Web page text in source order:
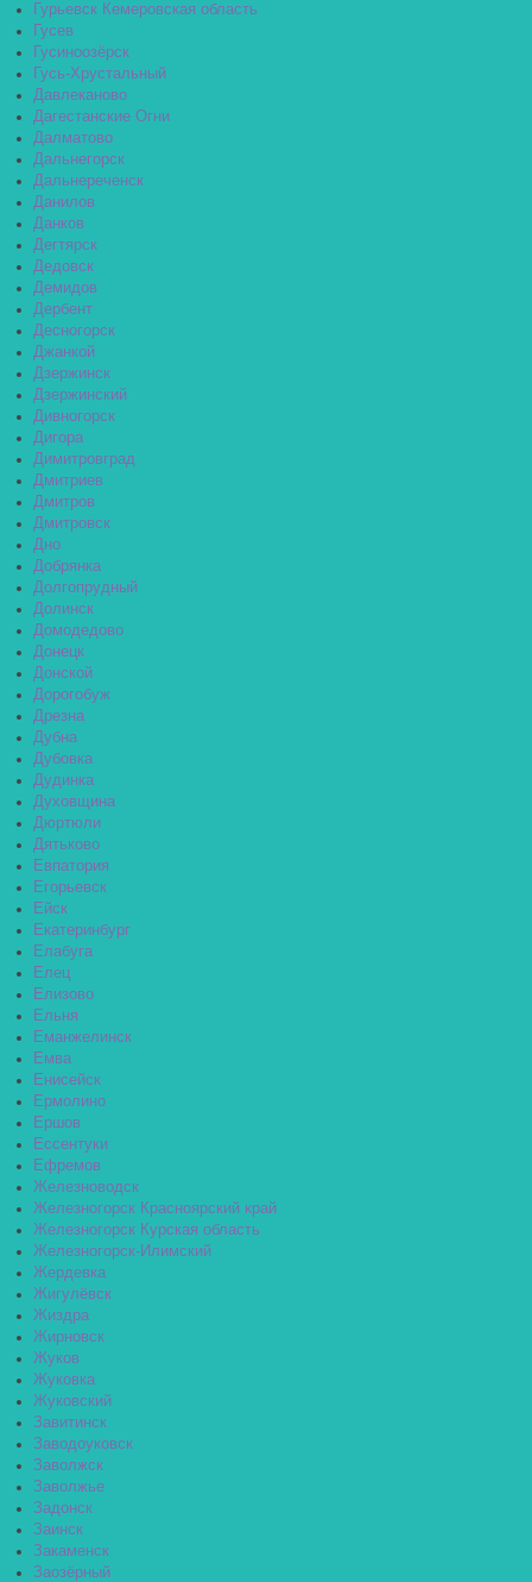
Гурьевск Кемеровская область
Гусев
Гусиноозёрск
Гусь-Хрустальный
Давлеканово
Дагестанские Огни
Далматово
Дальнегорск
Дальнереченск
Данилов
Данков
Дегтярск
Дедовск
Демидов
Дербент
Десногорск
Джанкой
Дзержинск
Дзержинский
Дивногорск
Дигора
Димитровград
Дмитриев
Дмитров
Дмитровск
Дно
Добрянка
Долгопрудный
Долинск
Домодедово
Донецк
Донской
Дорогобуж
Дрезна
Дубна
Дубовка
Дудинка
Духовщина
Дюртюли
Дятьково
Евпатория
Егорьевск
Ейск
Екатеринбург
Елабуга
Елец
Елизово
Ельня
Еманжелинск
Емва
Енисейск
Ермолино
Ершов
Ессентуки
Ефремов
Железноводск
Железногорск Красноярский край
Железногорск Курская область
Железногорск-Илимский
Жердевка
Жигулёвск
Жиздра
Жирновск
Жуков
Жуковка
Жуковский
Завитинск
Заводоуковск
Заволжск
Заволжье
Задонск
Заинск
Закаменск
Заозёрный